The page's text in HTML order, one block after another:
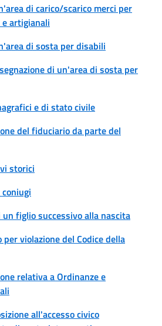
di carico/scarico merci per
artigianali
di sosta per disabili
di un'area di sosta per
e di stato civile
del fiduciario da parte del
storici
figlio successivo alla nascita
violazione del Codice della
relativa a Ordinanze e
all'accesso civico